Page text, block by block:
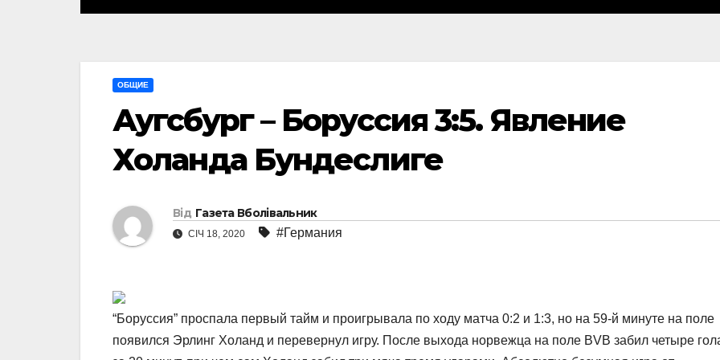
ОБЩИЕ
Аугсбург – Боруссия 3:5. Явление
Холанда Бундеслиге
Від Газета Вболівальник
СІЧ 18, 2020 #Германия
“Боруссия” проспала первый тайм и проигрывала по ходу матча 0:2 и 1:3, но на 59-й минуте на поле
появился Эрлинг Холанд и перевернул игру. После выхода норвежца на поле BVB забил четыре